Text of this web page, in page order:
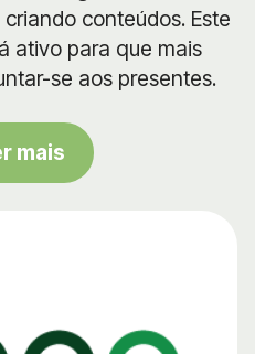
conteúdos. Este
ativo para que mais
se aos presentes.
mais